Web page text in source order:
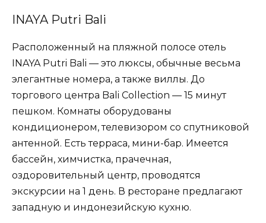
INAYA Putri Bali
Расположенный на пляжной полосе отель
INAYA Putri Bali — это люксы, обычные весьма
элегантные номера, а также виллы. До
торгового центра Bali Collection — 15 минут
пешком. Комнаты оборудованы
кондиционером, телевизором со спутниковой
антенной. Есть терраса, мини-бар. Имеется
бассейн, химчистка, прачечная,
оздоровительный центр, проводятся
экскурсии на 1 день. В ресторане предлагают
западную и индонезийскую кухню.